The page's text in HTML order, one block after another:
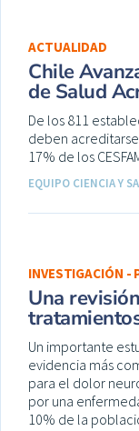
ACTUALIDAD
Chile
de Salud
De los 811
deben
17% de los
EQUIPO CIENCIA Y
INVESTIGACIÓN -
Una
Un importante
evidencia más
para el dolor
por una
10% de la